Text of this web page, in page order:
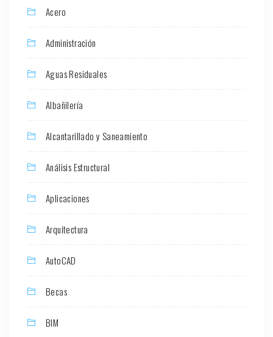
Acero
Administración
Aguas Residuales
Albañilería
Alcantarillado y Saneamiento
Análisis Estructural
Aplicaciones
Arquitectura
AutoCAD
Becas
BIM